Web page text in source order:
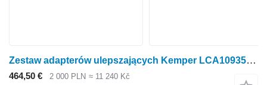
Zestaw adapterów ulepszających Kemper LCA109357 pro rotačního kukuřičného adaptéru Kemper 345 / 360 / 375
464,50 € 2 000 PLN ≈ 11 240 Kč